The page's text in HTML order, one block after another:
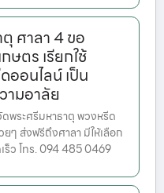
ศาลา 4 ขอ
ตร เรียกใช้
ออนไลน์ เป็น
ามอาลัย
พระศรีมหาธาตุ พวงหรีด
ๆ ส่งฟรีถึงศาลา มีให้เลือก
ว โทร. 094 485 0469